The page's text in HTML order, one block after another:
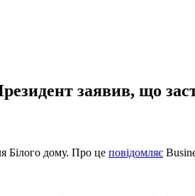
заявив, що
Білого дому. Про це повідомляє